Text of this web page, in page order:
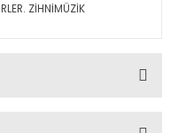
ZİHNİMÜZİK